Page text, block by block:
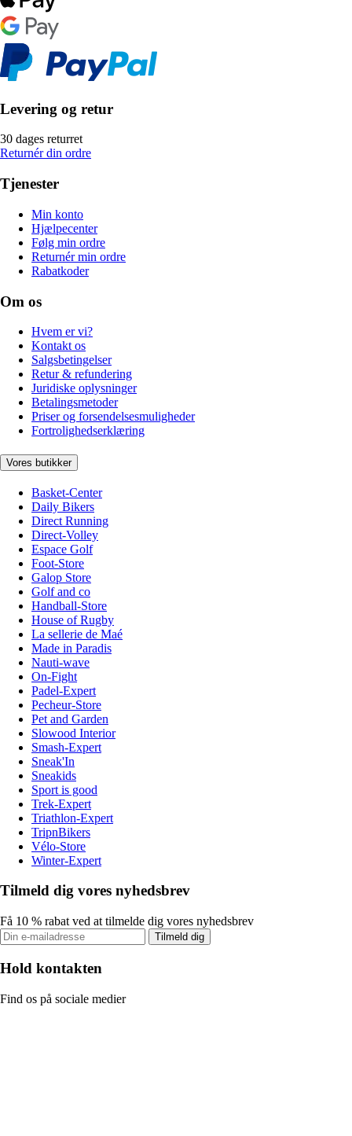
Levering og retur
30 dages returret
Returnér din ordre
Tjenester
Min konto
Hjælpecenter
Følg min ordre
Returnér min ordre
Rabatkoder
Om os
Hvem er vi?
Kontakt os
Salgsbetingelser
Retur & refundering
Juridiske oplysninger
Betalingsmetoder
Priser og forsendelsesmuligheder
Fortrolighedserklæring
Vores butikker
Basket-Center
Daily Bikers
Direct Running
Direct-Volley
Espace Golf
Foot-Store
Galop Store
Golf and co
Handball-Store
House of Rugby
La sellerie de Maé
Made in Paradis
Nauti-wave
On-Fight
Padel-Expert
Pecheur-Store
Pet and Garden
Slowood Interior
Smash-Expert
Sneak'In
Sneakids
Sport is good
Trek-Expert
Triathlon-Expert
TripnBikers
Vélo-Store
Winter-Expert
Tilmeld dig vores nyhedsbrev
Få 10 % rabat ved at tilmelde dig vores nyhedsbrev
Tilmeld dig
Hold kontakten
Find os på sociale medier